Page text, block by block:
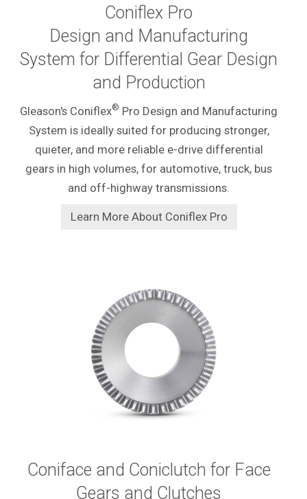
Coniflex Pro
Design and Manufacturing
System for Differential Gear Design
and Production
Gleason's Coniflex® Pro Design and Manufacturing
System is ideally suited for producing stronger,
quieter, and more reliable e-drive differential
gears in high volumes, for automotive, truck, bus
and off-highway transmissions.
Learn More About Coniflex Pro
Coniface and Coniclutch for Face
Gears and Clutches